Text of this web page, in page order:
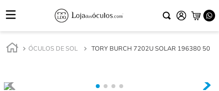
ÓCULOS DE SOL TORY BURCH 7202U SOLAR 196380 50